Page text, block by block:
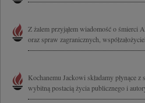
Z żalem przyjąłem wiadomość o śmierci
oraz spraw zagranicznych,
Kochanemu Jackowi składamy płynące
wybitną postacią życia publicznego i